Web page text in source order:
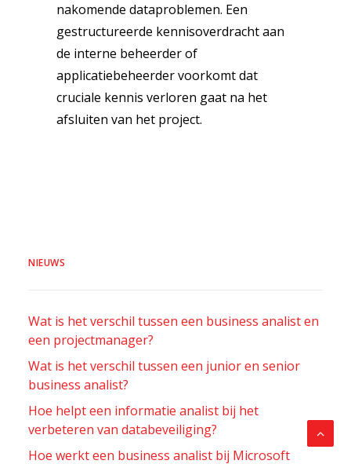
nakomende dataproblemen. Een
gestructureerde kennisoverdracht aan
de interne beheerder of
applicatiebeheerder voorkomt dat
cruciale kennis verloren gaat na het
afsluiten van het project.
NIEUWS
Wat is het verschil tussen een business analist en
een projectmanager?
Wat is het verschil tussen een junior en senior
business analist?
Hoe helpt een informatie analist bij het
verbeteren van databeveiliging?
Hoe werkt een business analist bij Microsoft